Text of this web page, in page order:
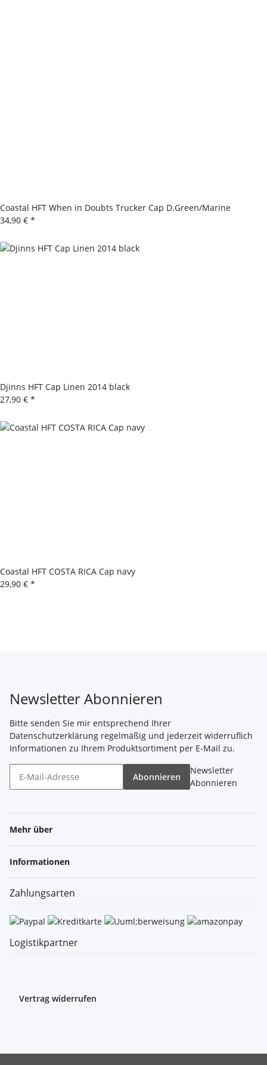
Coastal HFT When in Doubts Trucker Cap D.Green/Marine
34,90 € *
Djinns HFT Cap Linen 2014 black
27,90 € *
Coastal HFT COSTA RICA Cap navy
29,90 € *
Newsletter Abonnieren
Bitte senden Sie mir entsprechend Ihrer
Datenschutzerklärung regelmäßig und jederzeit widerruflich
Informationen zu Ihrem Produktsortiment per E-Mail zu.
Abonnieren
Newsletter
Abonnieren
Mehr über
Informationen
Zahlungsarten
Logistikpartner
Vertrag widerrufen